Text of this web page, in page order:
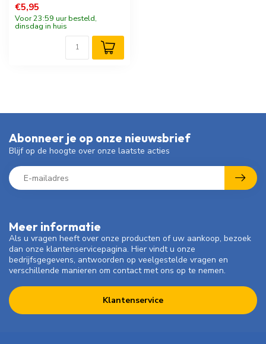
€5,95
Voor 23:59 uur besteld,
dinsdag in huis
Meer informatie
Als u vragen heeft over onze producten of uw aankoop, bezoek
dan onze klantenservicepagina. Hier vindt u onze
bedrijfsgegevens, antwoorden op veelgestelde vragen en
verschillende manieren om contact met ons op te nemen.
Klantenservice
Abonneer je op onze nieuwsbrief
Blijf op de hoogte over onze laatste acties